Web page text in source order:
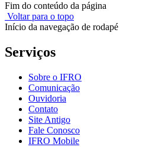
Fim do conteúdo da página
Voltar para o topo
Início da navegação de rodapé
Serviços
Sobre o IFRO
Comunicação
Ouvidoria
Contato
Site Antigo
Fale Conosco
IFRO Mobile